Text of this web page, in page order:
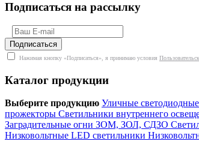
Подписаться на рассылку
Нажимая кнопку «Подписаться», я принимаю условия
Каталог продукции
Выберите продукцию Уличные
прожекторы Светильники внутреннего
Заградительные огни ЗОМ, ЗОЛ, СДЗО
Низковольтные LED светильники